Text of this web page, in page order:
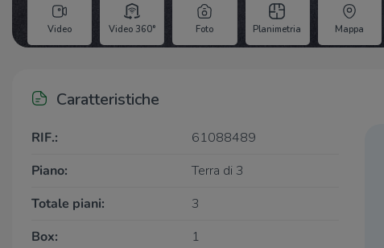
Video Video 360° Foto Planimetria Mappa
Caratteristiche
RIF.:
61088489
Piano:
Terra di 3
Totale piani:
3
Box:
1